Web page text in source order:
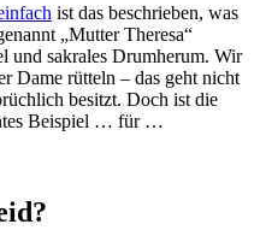
ist das beschrieben, was
„Mutter Theresa“
und sakrales Drumherum. Wir
Dame rütteln – das geht nicht
besitzt. Doch ist die
Beispiel … für …